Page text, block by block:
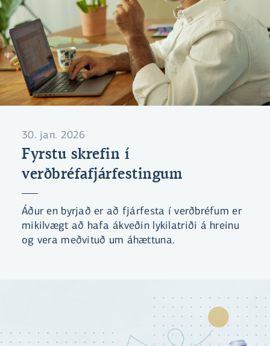
30. jan. 2026
Fyrstu skrefin í
verðbréfafjárfestingum
Áður en byrjað er að fjárfesta í verðbréfum er
mikilvægt að hafa ákveðin lykilatriði á hreinu
og vera meðvituð um áhættuna.